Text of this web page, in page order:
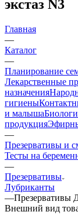
экстаз N3
Главная
—
Каталог
—
Планирование
Лекарственные
назначения
гигиены
и малыша
продукция
—
Презервативы и
Тесты на
—
Презервативы
Лубриканты
—Презервативы
Bнешний вид